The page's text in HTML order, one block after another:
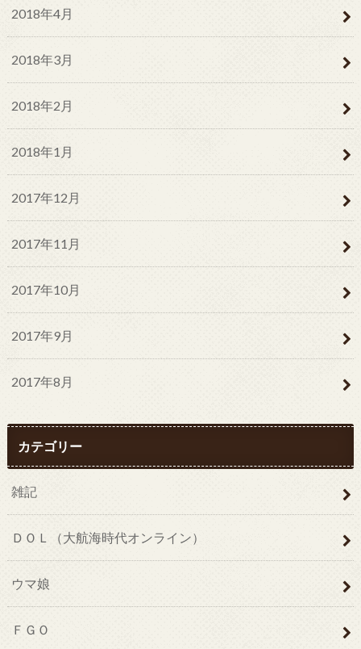
2018年4月
2018年3月
2018年2月
2018年1月
2017年12月
2017年11月
2017年10月
2017年9月
2017年8月
カテゴリー
雑記
ＤＯＬ（大航海時代オンライン）
ウマ娘
ＦＧＯ